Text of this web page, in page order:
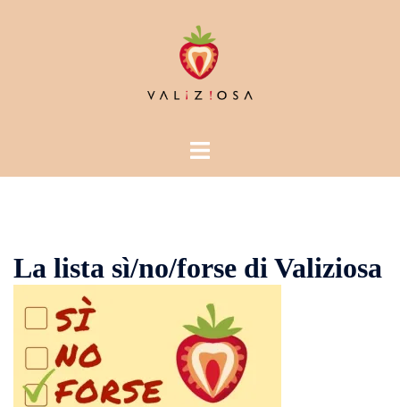
Mostra/Nascondi
La lista sì/no/forse di Valiziosa